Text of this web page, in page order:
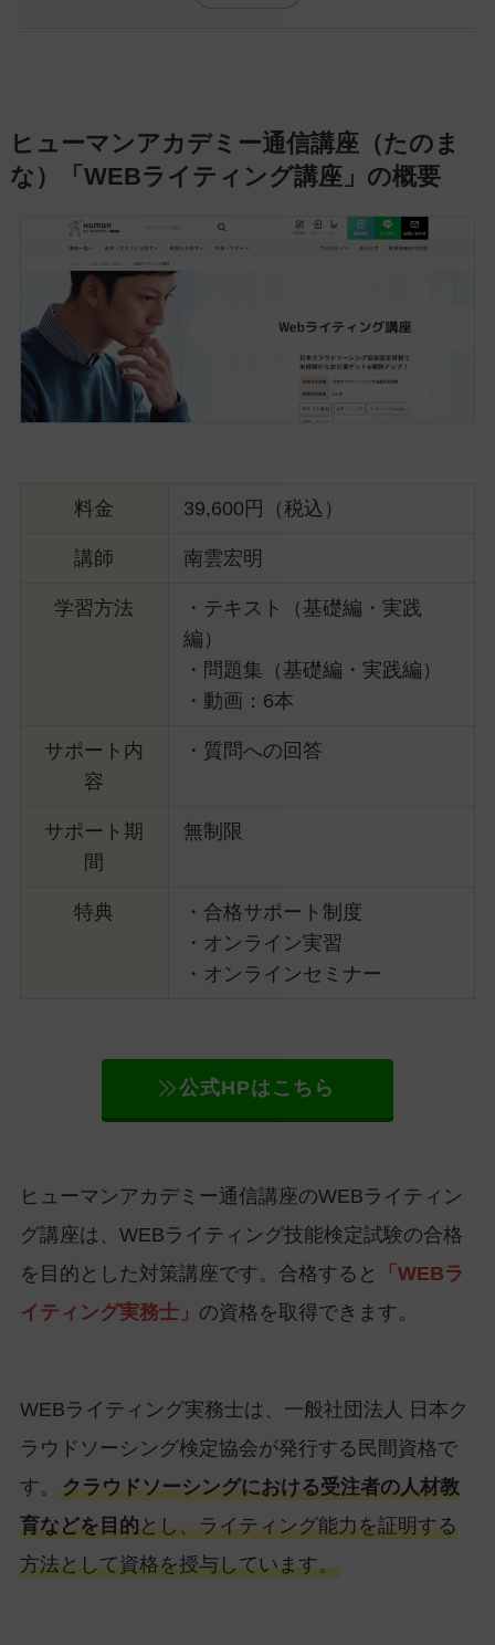
ヒューマンアカデミー通信講座（たのま
な）「WEBライティング講座」の概要
料金 39,600円（税込）
講師 南雲宏明
学習方法
・テキスト（基礎編・実践
編）
・問題集（基礎編・実践編）
・動画：6本
サポート内
容
・質問への回答
サポート期
間
無制限
特典
・合格サポート制度
・オンライン実習
・オンラインセミナー
公式HPはこちら
ヒューマンアカデミー通信講座のWEBライティン
グ講座は、WEBライティング技能検定試験の合格
を目的とした対策講座です。合格すると
「WEBラ
イティング実務士」 の資格を取得できます。
WEBライティング実務士は、一般社団法人 日本ク
ラウドソーシング検定協会が発行する民間資格で
す。 クラウドソーシングにおける受注者の人材教
育などを目的とし、ライティング能力を証明する
方法として資格を授与しています。